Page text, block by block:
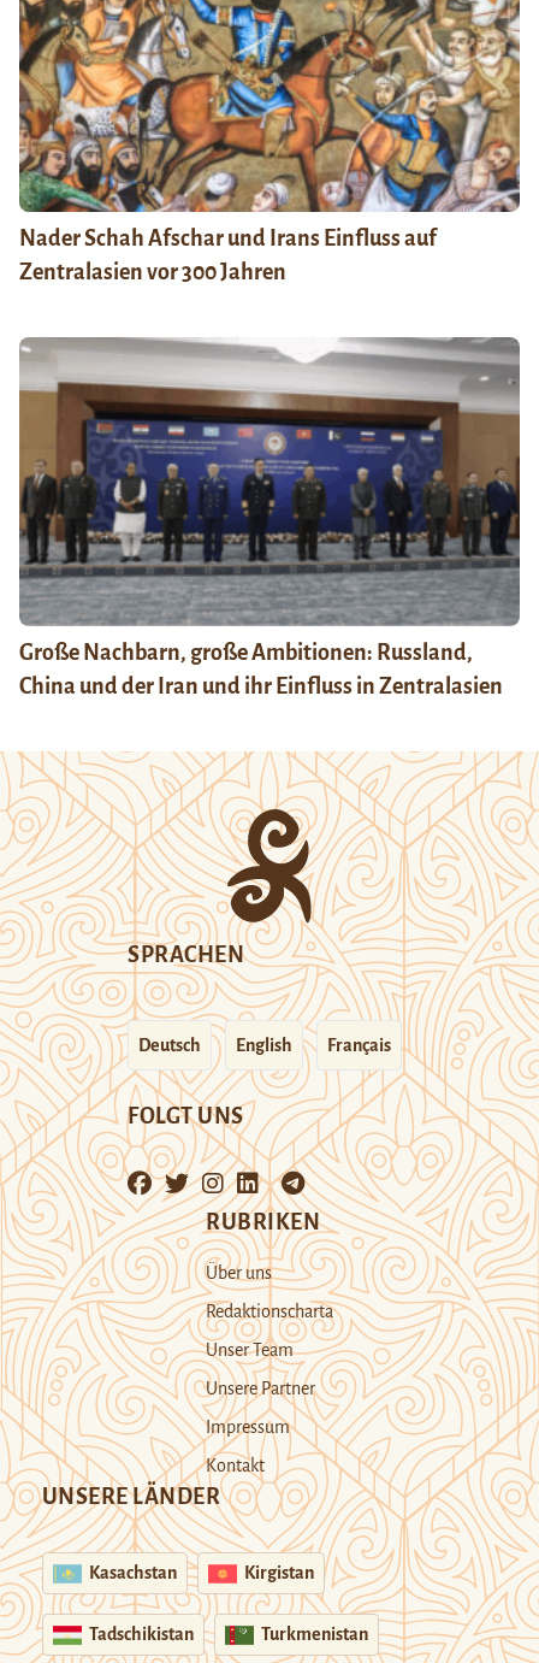
Nader Schah Afschar und Irans Einfluss auf
Zentralasien vor 300 Jahren
Große Nachbarn, große Ambitionen: Russland,
China und der Iran und ihr Einfluss in Zentralasien
SPRACHEN
Deutsch English Français
FOLGT UNS
RUBRIKEN
Über uns
Redaktionscharta
Unser Team
Unsere Partner
Impressum
Kontakt
UNSERE LÄNDER
Kasachstan Kirgistan
Tadschikistan Turkmenistan